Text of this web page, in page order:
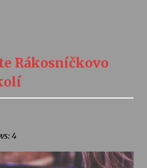
Rákosníčkovo
4